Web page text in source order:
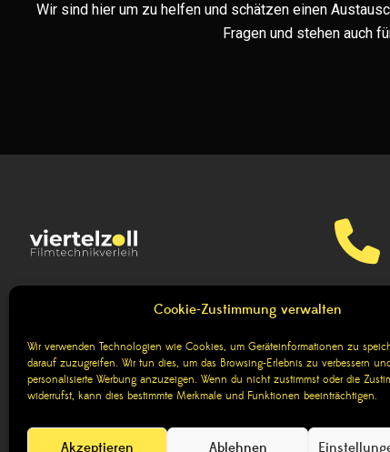
Cookie-Zustimmung verwalten
Wir verwenden Technologien wie Cookies, um Geräteinformationen zu
darauf zuzugreifen. Wir tun dies, um das Browsing-Erlebnis zu verbessern
personalisierte Werbung anzuzeigen. Wenn du nicht zustimmst oder die
widerrufst, kann dies bestimmte Merkmale und Funktionen beeinträchtigen.
Akzeptieren Ablehnen
Wir sind hier um zu helfen und schätzen einen
Fragen und stehen auch
06131
Wir sind für sämtliche